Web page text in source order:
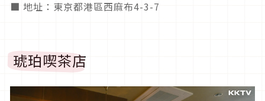
■ 地址：東京都港區西麻布4-3-7
琥珀喫茶店